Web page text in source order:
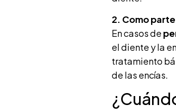
2. Como
En casos de
el diente y la
tratamiento
de las encías.